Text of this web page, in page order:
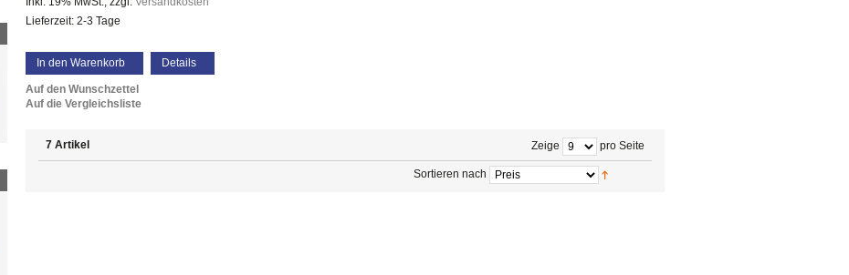
Lieferzeit: 2-3 Tage
In den Warenkorb Details
Auf den Wunschzettel
Auf die Vergleichsliste
7 Artikel Zeige pro Seite
Sortieren nach